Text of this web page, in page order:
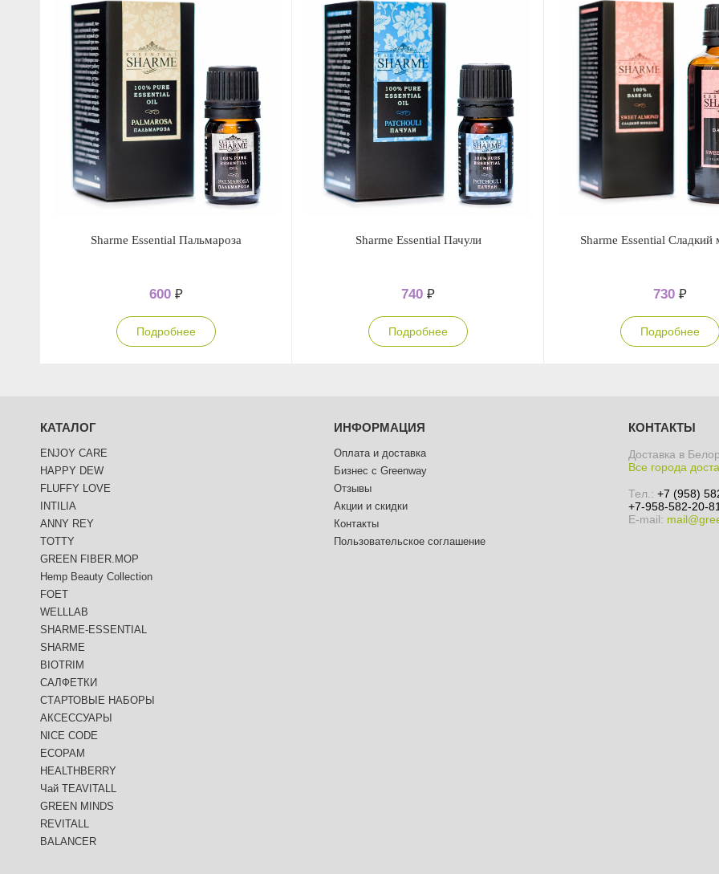
Sharme Essential Пальмароза
600 ₽
Подробнее
Sharme Essential Пачули
740 ₽
Подробнее
Sharme Essential Сладкий
730 ₽
Подробнее
КАТАЛОГ
ENJOY CARE
HAPPY DEW
FLUFFY LOVE
INTILIA
ANNY REY
TOTTY
GREEN FIBER.MOP
Hemp Beauty Collection
FOET
WELLLAB
SHARME-ESSENTIAL
SHARME
BIOTRIM
САЛФЕТКИ
СТАРТОВЫЕ НАБОРЫ
АКСЕССУАРЫ
NICE CODE
ECOPAM
HEALTHBERRY
Чай TEAVITALL
GREEN MINDS
REVITALL
BALANCER
ИНФОРМАЦИЯ
Оплата и доставка
Бизнес с Greenway
Отзывы
Акции и скидки
Контакты
Пользовательское соглашение
КОНТАКТЫ
Доставка в
Все города
Тел.: +7 (958)
+7-958-582-20-
E-mail: